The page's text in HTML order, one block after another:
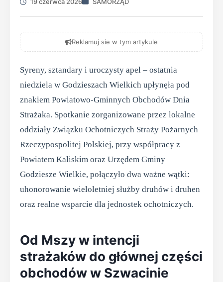
Reklamuj sie w tym artykule
Syreny, sztandary i uroczysty apel – ostatnia
niedziela w Godzieszach Wielkich upłynęła pod
znakiem Powiatowo-Gminnych Obchodów Dnia
Strażaka. Spotkanie zorganizowane przez lokalne
oddziały Związku Ochotniczych Straży Pożarnych
Rzeczypospolitej Polskiej, przy współpracy z
Powiatem Kaliskim oraz Urzędem Gminy
Godziesze Wielkie, połączyło dwa ważne wątki:
uhonorowanie wieloletniej służby druhów i druhen
oraz realne wsparcie dla jednostek ochotniczych.
Od Mszy w intencji
strażaków do głównej części
obchodów w Szwacinie